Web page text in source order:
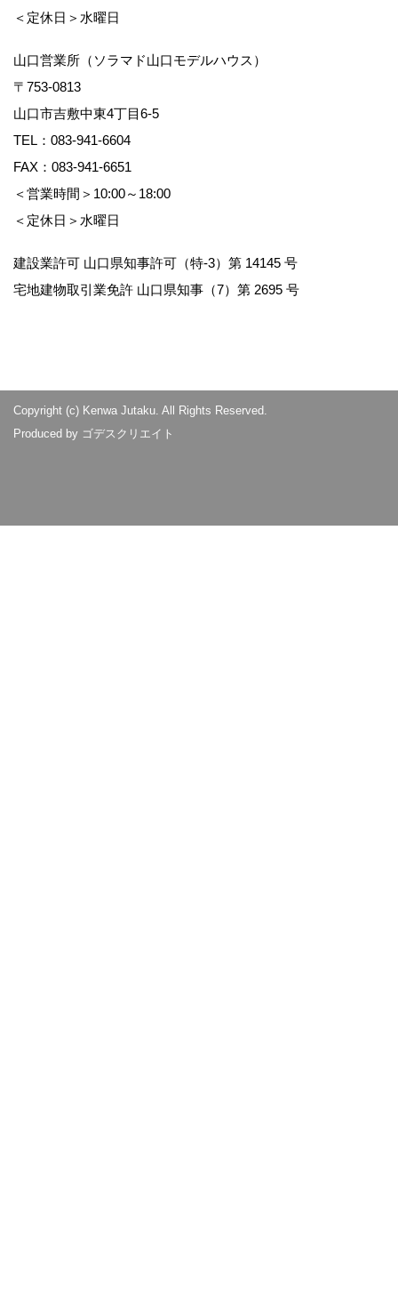
＜定休日＞水曜日
山口営業所（ソラマド山口モデルハウス）
〒753-0813
山口市吉敷中東4丁目6-5
TEL： 083-941-6604
FAX：083-941-6651
＜営業時間＞10:00～18:00
＜定休日＞水曜日
建設業許可 山口県知事許可（特-3）第 14145 号
宅地建物取引業免許 山口県知事（7）第 2695 号
Copyright (c) Kenwa Jutaku. All Rights Reserved.
Produced by ゴデスクリエイト